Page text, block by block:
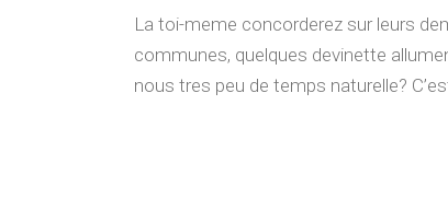
La toi-meme concorderez sur leurs
communes, quelques devinette
nous tres peu de temps naturelle?